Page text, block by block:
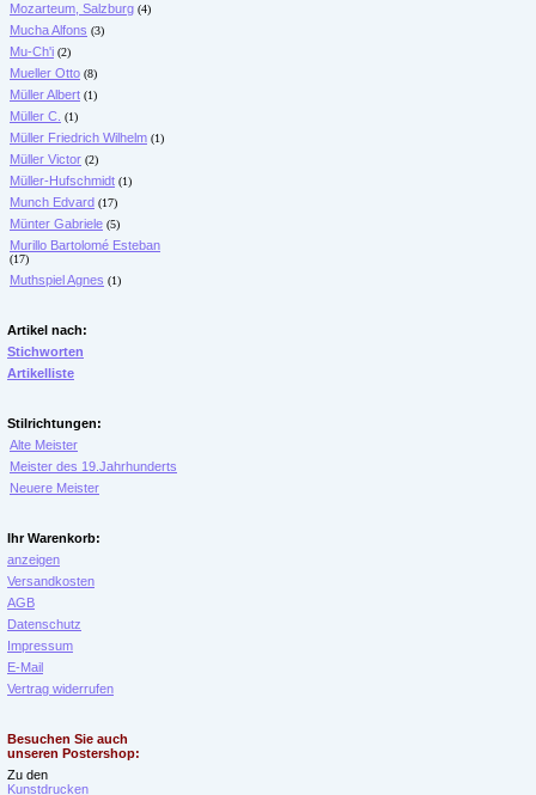
Mozarteum, Salzburg (4)
Mucha Alfons (3)
Mu-Ch'i (2)
Mueller Otto (8)
Müller Albert (1)
Müller C. (1)
Müller Friedrich Wilhelm (1)
Müller Victor (2)
Müller-Hufschmidt (1)
Munch Edvard (17)
Münter Gabriele (5)
Murillo Bartolomé Esteban
(17)
Muthspiel Agnes (1)
Artikel nach:
Stichworten
Artikelliste
Stilrichtungen:
Alte Meister
Meister des 19.Jahrhunderts
Neuere Meister
Ihr Warenkorb:
anzeigen
Versandkosten
AGB
Datenschutz
Impressum
E-Mail
Vertrag widerrufen
Besuchen Sie auch
unseren Postershop:
Zu den
Kunstdrucken